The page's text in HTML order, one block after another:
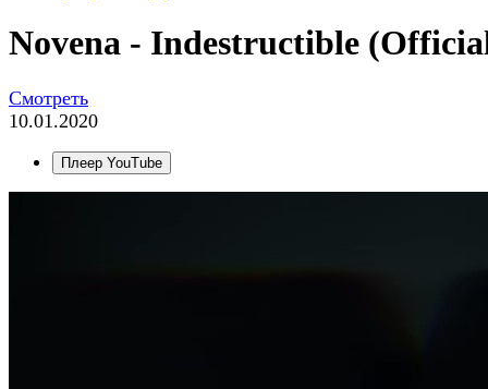
Novena - Indestructible
Смотреть
10.01.2020
Плеер YouTube